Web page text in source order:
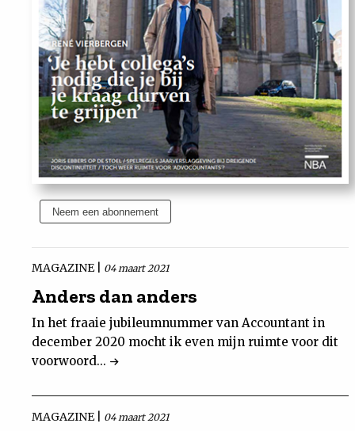
Cijfers
Tuchtrecht
Magazine
Podcast
Dossiers
Contact
Neem een abonnement
MAGAZINE | 04 maart 2021
Anders dan anders
In het fraaie jubileumnummer van Accountant in
december 2020 mocht ik even mijn ruimte voor dit
voorwoord...
MAGAZINE | 04 maart 2021